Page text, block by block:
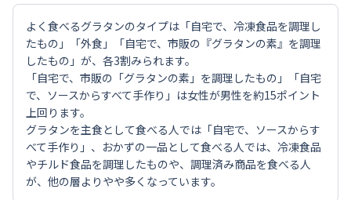
よく食べるグラタンのタイプは「自宅で、冷凍食品を調理し
たもの」「外食」「自宅で、市販の『グラタンの素』を調理
したもの」が、各3割みられます。
「自宅で、市販の「グラタンの素」を調理したもの」「自宅
で、ソースからすべて手作り」は女性が男性を約15ポイント
上回ります。
グラタンを主食として食べる人では「自宅で、ソースからす
べて手作り」、おかずの一品として食べる人では、冷凍食品
やチルド食品を調理したものや、調理済み商品を食べる人
が、他の層よりやや多くなっています。